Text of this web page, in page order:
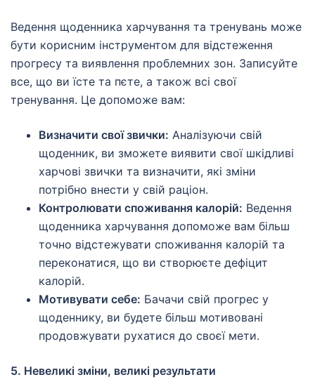
Ведення щоденника харчування та тренувань може
бути корисним інструментом для відстеження
прогресу та виявлення проблемних зон. Записуйте
все, що ви їсте та пєте, а також всі свої
тренування. Це допоможе вам:
Визначити свої звички: Аналізуючи свій
щоденник, ви зможете виявити свої шкідливі
харчові звички та визначити, які зміни
потрібно внести у свій раціон.
Контролювати споживання калорій: Ведення
щоденника харчування допоможе вам більш
точно відстежувати споживання калорій та
переконатися, що ви створюєте дефіцит
калорій.
Мотивувати себе: Бачачи свій прогрес у
щоденнику, ви будете більш мотивовані
продовжувати рухатися до своєї мети.
5. Невеликі зміни, великі результати